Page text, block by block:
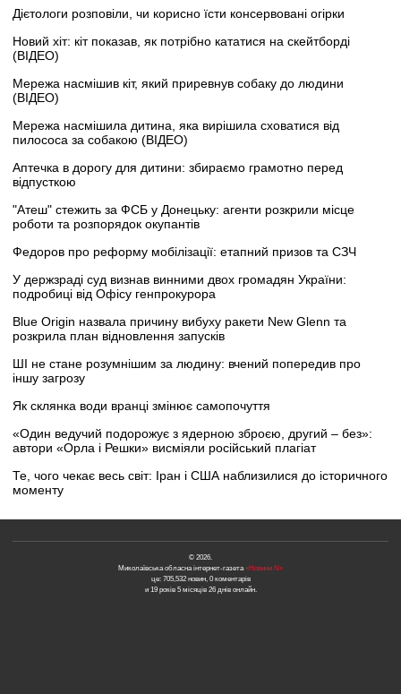
Дієтологи розповіли, чи корисно їсти консервовані огірки
Новий хіт: кіт показав, як потрібно кататися на скейтборді
(ВІДЕО)
Мережа насмішив кіт, який приревнув собаку до людини
(ВІДЕО)
Мережа насмішила дитина, яка вирішила сховатися від
пилососа за собакою (ВІДЕО)
Аптечка в дорогу для дитини: збираємо грамотно перед
відпусткою
"Атеш" стежить за ФСБ у Донецьку: агенти розкрили місце
роботи та розпорядок окупантів
Федоров про реформу мобілізації: етапний призов та СЗЧ
У держзраді суд визнав винними двох громадян України:
подробиці від Офісу генпрокурора
Blue Origin назвала причину вибуху ракети New Glenn та
розкрила план відновлення запусків
ШІ не стане розумнішим за людину: вчений попередив про
іншу загрозу
Як склянка води вранці змінює самопочуття
«Один ведучий подорожує з ядерною зброєю, другий – без»:
автори «Орла і Решки» висміяли російський плагіат
Те, чого чекає весь світ: Іран і США наблизилися до історичного
моменту
© 2026.
Миколаївська обласна інтернет-газета«Новини N»
це: 705,532 новин, 0 коментарів
и 19 років 5 місяців 26 днів онлайн.